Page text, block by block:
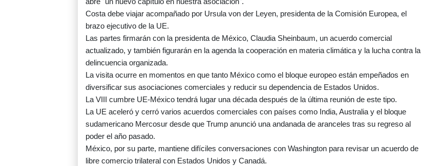
Costa debe viajar acompañado por Ursula von der Leyen, presidenta de la Comisión Europea, el
brazo ejecutivo de la UE.
Las partes firmarán con la presidenta de México, Claudia Sheinbaum, un acuerdo comercial
actualizado, y también figurarán en la agenda la cooperación en materia climática y la lucha contra la
delincuencia organizada.
La visita ocurre en momentos en que tanto México como el bloque europeo están empeñados en
diversificar sus asociaciones comerciales y reducir su dependencia de Estados Unidos.
La VIII cumbre UE-México tendrá lugar una década después de la última reunión de este tipo.
La UE aceleró y cerró varios acuerdos comerciales con países como India, Australia y el bloque
sudamericano Mercosur desde que Trump anunció una andanada de aranceles tras su regreso al
poder el año pasado.
México, por su parte, mantiene difíciles conversaciones con Washington para revisar un acuerdo de
libre comercio trilateral con Estados Unidos y Canadá.